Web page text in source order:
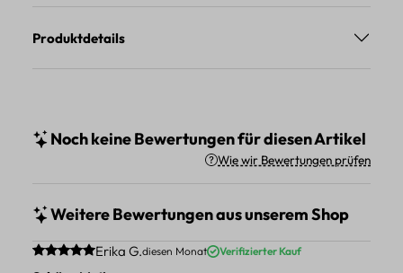
Produktdetails
Noch keine Bewertungen für diesen Artikel
Wie wir Bewertungen prüfen
Weitere Bewertungen aus unserem Shop
Durchschnittliche Bewertung von 5 von 5 Sternen
Erika G.diesen Monat Verifizierter Kauf